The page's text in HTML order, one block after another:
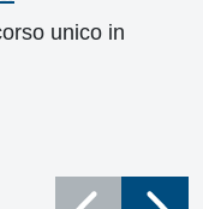
unico in